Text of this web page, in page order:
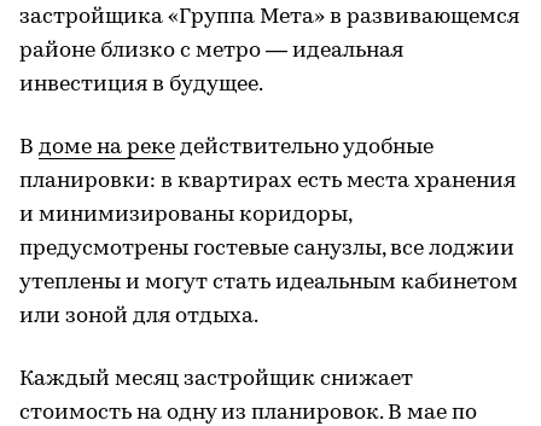
застройщика «Группа Мета» в развивающемся
районе близко с метро — идеальная
инвестиция в будущее.
В доме на реке действительно удобные
планировки: в квартирах есть места хранения
и минимизированы коридоры,
предусмотрены гостевые санузлы, все лоджии
утеплены и могут стать идеальным кабинетом
или зоной для отдыха.
Каждый месяц застройщик снижает
стоимость на одну из планировок. В мае по